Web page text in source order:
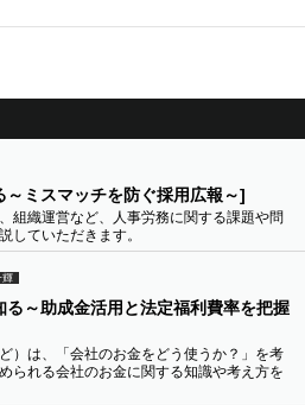
ミスマッチを防ぐ採用広報～]
組織運営など、人事労務に関する課題や問
していただきます。
輝
～助成金活用と法定福利費率を把握
）は、「会社のお金をどう使うか？」を考
られる会社のお金に関する知識や考え方を